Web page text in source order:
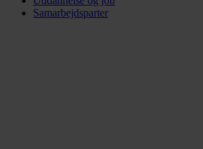
Samarbejdsparter